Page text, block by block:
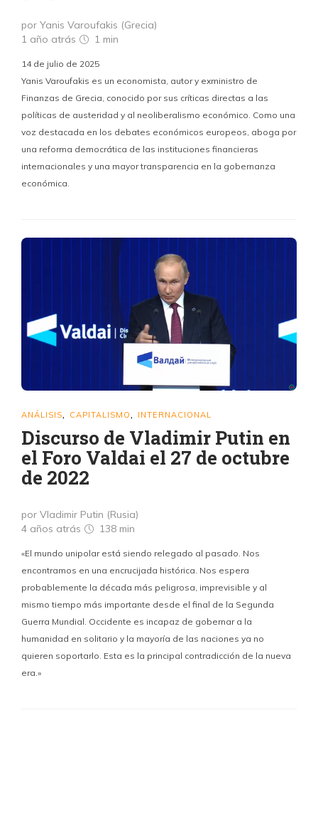
por Yanis Varoufakis (Grecia)
1 año atrás
1 min
14 de julio de 2025
Yanis Varoufakis es un economista, autor y exministro de
Finanzas de Grecia, conocido por sus críticas directas a las
políticas de austeridad y al neoliberalismo económico. Como una
voz destacada en los debates económicos europeos, aboga por
una reforma democrática de las instituciones financieras
internacionales y una mayor transparencia en la gobernanza
económica.
ANÁLISIS CAPITALISMO INTERNACIONAL
Discurso de Vladimir Putin en
el Foro Valdai el 27 de octubre
de 2022
por Vladimir Putin (Rusia)
4 años atrás
138 min
«El mundo unipolar está siendo relegado al pasado. Nos
encontramos en una encrucijada histórica. Nos espera
probablemente la década más peligrosa, imprevisible y al
mismo tiempo más importante desde el final de la Segunda
Guerra Mundial. Occidente es incapaz de gobernar a la
humanidad en solitario y la mayoría de las naciones ya no
quieren soportarlo. Esta es la principal contradicción de la nueva
era.»